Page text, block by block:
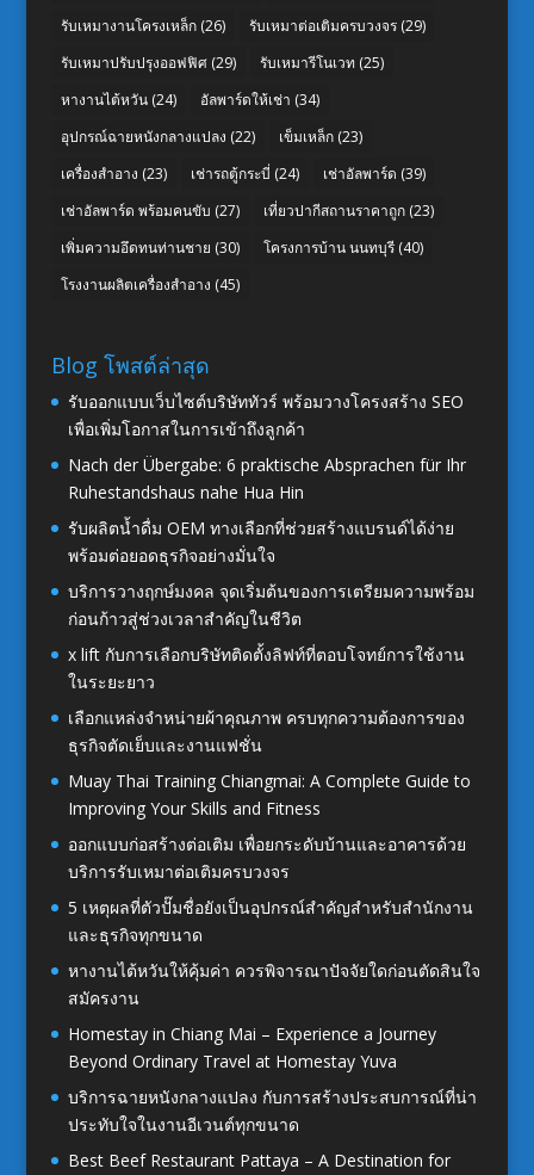
รับเหมางานโครงเหล็ก(26) รับเหมาต่อเติมครบวงจร(29)
รับเหมาปรับปรุงออฟฟิศ(29) รับเหมารีโนเวท (25)
หางานไต้หวัน(24) อัลพาร์ดให้เช่า (34)
อุปกรณ์ฉายหนังกลางแปลง (22) เข็มเหล็ก(23)
เครื่องสำอาง (23) เช่ารถตู้กระบี่ (24) เช่าอัลพาร์ด (39)
เช่าอัลพาร์ด พร้อมคนขับ (27) เที่ยวปากีสถานราคาถูก(23)
เพิ่มความอึดทนท่านชาย (30) โครงการบ้าน นนทบุรี(40)
โรงงานผลิตเครื่องสำอาง (45)
Blog โพสต์ล่าสุด
รับออกแบบเว็บไซต์บริษัททัวร์ พร้อมวางโครงสร้าง SEO
เพื่อเพิ่มโอกาสในการเข้าถึงลูกค้า
Nach der Übergabe: 6 praktische Absprachen für Ihr
Ruhestandshaus nahe Hua Hin
รับผลิตน้ำดื่ม OEM ทางเลือกที่ช่วยสร้างแบรนด์ได้ง่าย
พร้อมต่อยอดธุรกิจอย่างมั่นใจ
บริการวางฤกษ์มงคล จุดเริ่มต้นของการเตรียมความพร้อม
ก่อนก้าวสู่ช่วงเวลาสำคัญในชีวิต
x lift กับการเลือกบริษัทติดตั้งลิฟท์ที่ตอบโจทย์การใช้งาน
ในระยะยาว
เลือกแหล่งจำหน่ายผ้าคุณภาพ ครบทุกความต้องการของ
ธุรกิจตัดเย็บและงานแฟชั่น
Muay Thai Training Chiangmai: A Complete Guide to
Improving Your Skills and Fitness
ออกแบบก่อสร้างต่อเติม เพื่อยกระดับบ้านและอาคารด้วย
บริการรับเหมาต่อเติมครบวงจร
5 เหตุผลที่ตัวปั๊มชื่อยังเป็นอุปกรณ์สำคัญสำหรับสำนักงาน
และธุรกิจทุกขนาด
หางานไต้หวันให้คุ้มค่า ควรพิจารณาปัจจัยใดก่อนตัดสินใจ
สมัครงาน
Homestay in Chiang Mai – Experience a Journey
Beyond Ordinary Travel at Homestay Yuva
บริการฉายหนังกลางแปลง กับการสร้างประสบการณ์ที่น่า
ประทับใจในงานอีเวนต์ทุกขนาด
Best Beef Restaurant Pattaya – A Destination for